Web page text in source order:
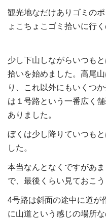
観光地なだけありゴミの
ょこちょこゴミ拾いに行く
少し下山しながらいつも
拾いを始めました。高尾
り、これ以外にもいくつ
は１号路という一番広く
ありました。
ぼくは少し降りていつも
した。
本当なんとなくですがあ
で、最後くらい見ておこう
4号路は斜面の途中に道が
に山道という感じの場所